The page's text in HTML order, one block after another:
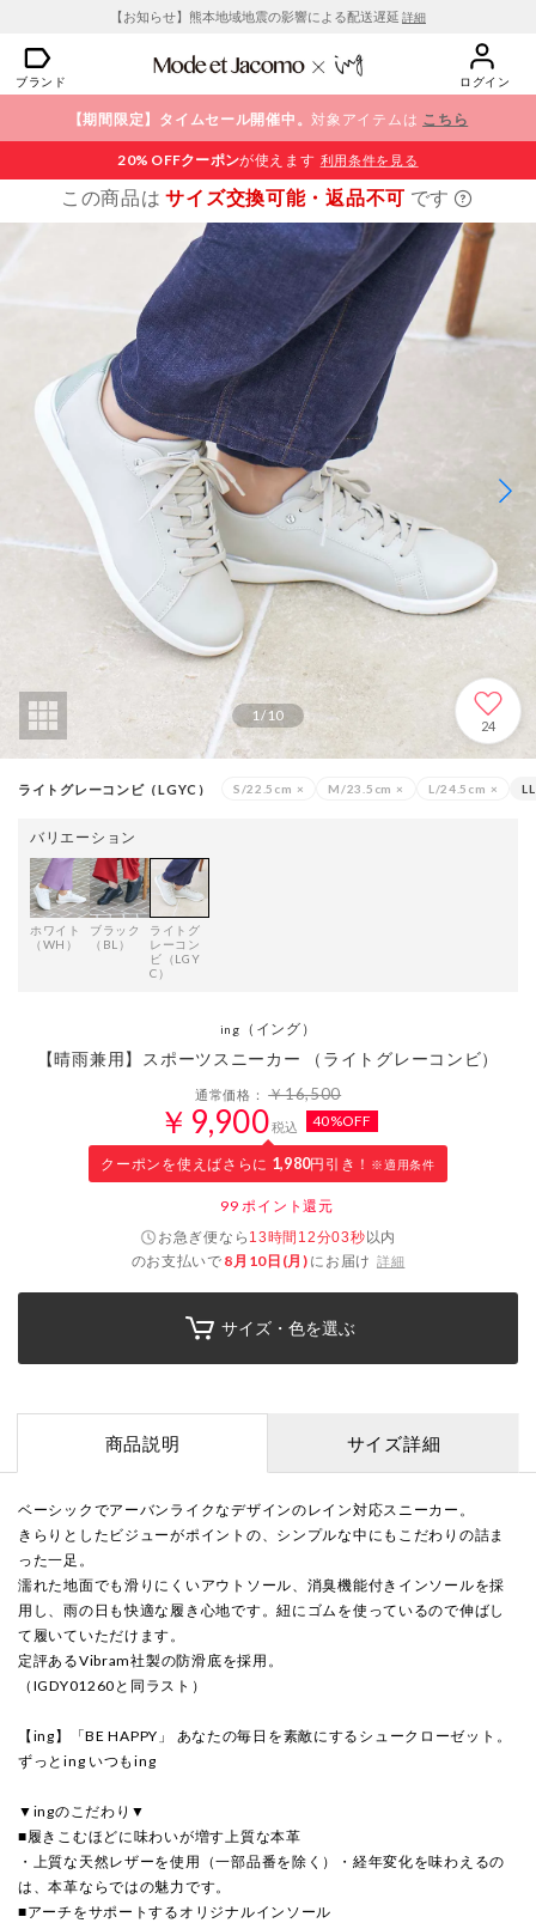
【お知らせ】熊本地域地震の影響による配送遅延 詳細
ブランド ログイン
【期間限定】タイムセール開催中。対象アイテムは こちら
20% OFFクーポンが使えます 利用条件を見る
この商品はサイズ交換可能・返品不可 です
1/10
24
ライトグレーコンビ（LGYC） S/22.5cm × M/23.5cm × L/24.5cm ×
バリエーション
ホワイト
（WH）
ブラック
（BL）
ライトグ
レーコン
ビ（LGY
C）
ing （イング）
【晴雨兼用】スポーツスニーカー （ライトグレーコンビ）
通常価格：￥16,500
￥9,900税込 40%OFF
クーポンを使えばさらに 1,980円引き！ ※適用条件
99 ポイント還元
お急ぎ便なら 13時間12分02秒以内
のお支払いで 8月10日(月) にお届け 詳細
サイズ・色を選ぶ
商品説明 サイズ詳細
ベーシックでアーバンライクなデザインのレイン対応スニーカー。
きらりとしたビジューがポイントの、シンプルな中にもこだわりの詰ま
った一足。
濡れた地面でも滑りにくいアウトソール、消臭機能付きインソールを採
用し、雨の日も快適な履き心地です。紐にゴムを使っているので伸ばし
て履いていただけます。
定評あるVibram社製の防滑底を採用。
（IGDY01260と同ラスト）
【ing】「BE HAPPY」 あなたの毎日を素敵にするシュークローゼット。
ずっとing いつもing
▼ingのこだわり▼
■履きこむほどに味わいが増す上質な本革
・上質な天然レザーを使用（一部品番を除く）・経年変化を味わえるの
は、本革ならではの魅力です。
■アーチをサポートするオリジナルインソール